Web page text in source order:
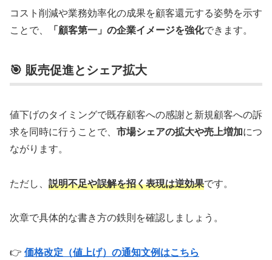
コスト削減や業務効率化の成果を顧客還元する姿勢を示す
ことで、
「顧客第一」の企業イメージを強化できます。
🎯 販売促進とシェア拡大
値下げのタイミングで既存顧客への感謝と新規顧客への訴
求を同時に行うことで、 市場シェアの拡大や売上増加につ
ながります。
ただし、 説明不足や誤解を招く表現は逆効果です。
次章で具体的な書き方の鉄則を確認しましょう。
👉 価格改定（値上げ）の通知文例はこちら